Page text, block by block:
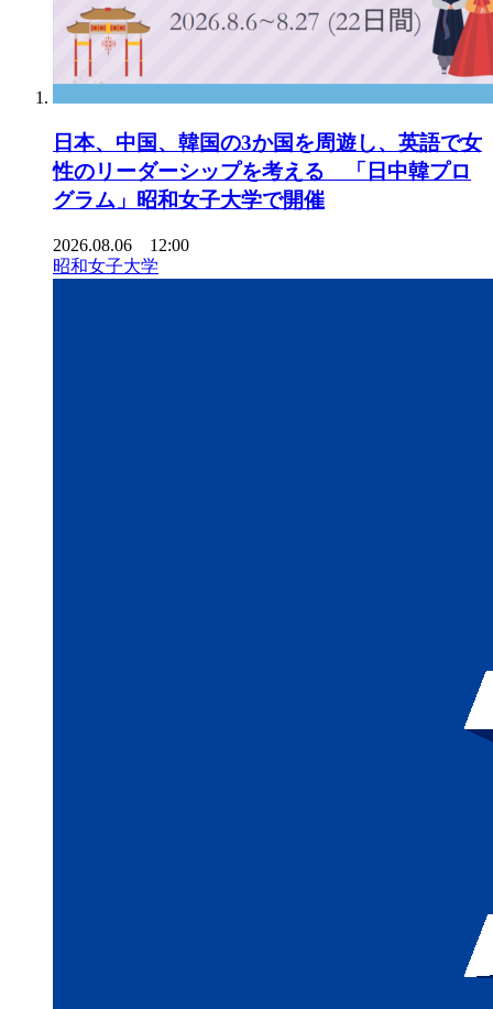
日本、中国、韓国の3か国を周遊し、英語で女
性のリーダーシップを考える 「日中韓プロ
グラム」昭和女子大学で開催
2026.08.06 12:00
昭和女子大学